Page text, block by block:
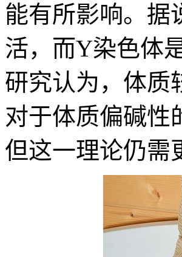
能有所影响。据
活，而Y染色体
研究认为，体质
对于体质偏碱性
但这一理论仍需